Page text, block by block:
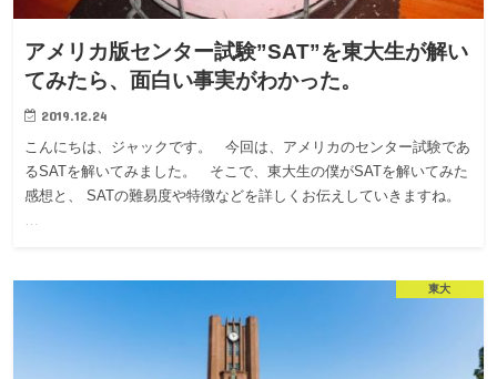
アメリカ版センター試験”SAT”を東大生が解い
てみたら、面白い事実がわかった。
2019.12.24
こんにちは、ジャックです。 今回は、アメリカのセンター試験であ
るSATを解いてみました。 そこで、東大生の僕がSATを解いてみた
感想と、 SATの難易度や特徴などを詳しくお伝えしていきますね。
東大